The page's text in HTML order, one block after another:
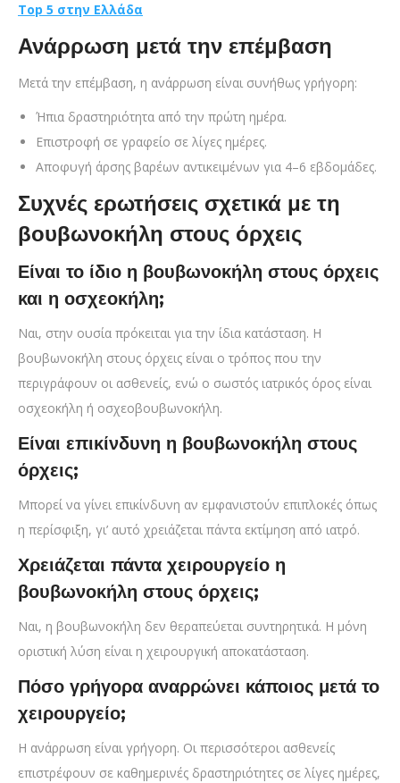
Top 5 στην Ελλάδα
Ανάρρωση μετά την επέμβαση
Μετά την επέμβαση, η ανάρρωση είναι συνήθως γρήγορη:
Ήπια δραστηριότητα από την πρώτη ημέρα.
Επιστροφή σε γραφείο σε λίγες ημέρες.
Αποφυγή άρσης βαρέων αντικειμένων για 4–6 εβδομάδες.
Συχνές ερωτήσεις σχετικά με τη
βουβωνοκήλη στους όρχεις
Είναι το ίδιο η βουβωνοκήλη στους όρχεις
και η οσχεοκήλη;
Ναι, στην ουσία πρόκειται για την ίδια κατάσταση. Η
βουβωνοκήλη στους όρχεις είναι ο τρόπος που την
περιγράφουν οι ασθενείς, ενώ ο σωστός ιατρικός όρος είναι
οσχεοκήλη ή οσχεοβουβωνοκήλη.
Είναι επικίνδυνη η βουβωνοκήλη στους
όρχεις;
Μπορεί να γίνει επικίνδυνη αν εμφανιστούν επιπλοκές όπως
η περίσφιξη, γι’ αυτό χρειάζεται πάντα εκτίμηση από ιατρό.
Χρειάζεται πάντα χειρουργείο η
βουβωνοκήλη στους όρχεις;
Ναι, η βουβωνοκήλη δεν θεραπεύεται συντηρητικά. Η μόνη
οριστική λύση είναι η χειρουργική αποκατάσταση.
Πόσο γρήγορα αναρρώνει κάποιος μετά το
χειρουργείο;
Η ανάρρωση είναι γρήγορη. Οι περισσότεροι ασθενείς
επιστρέφουν σε καθημερινές δραστηριότητες σε λίγες ημέρες,